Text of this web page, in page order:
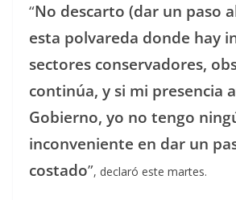
“No descarto (dar un paso
esta polvareda donde hay
sectores conservadores,
continúa, y si mi presencia
Gobierno, yo no tengo
inconveniente en dar un
costado”, declaró este martes.